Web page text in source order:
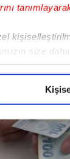
size